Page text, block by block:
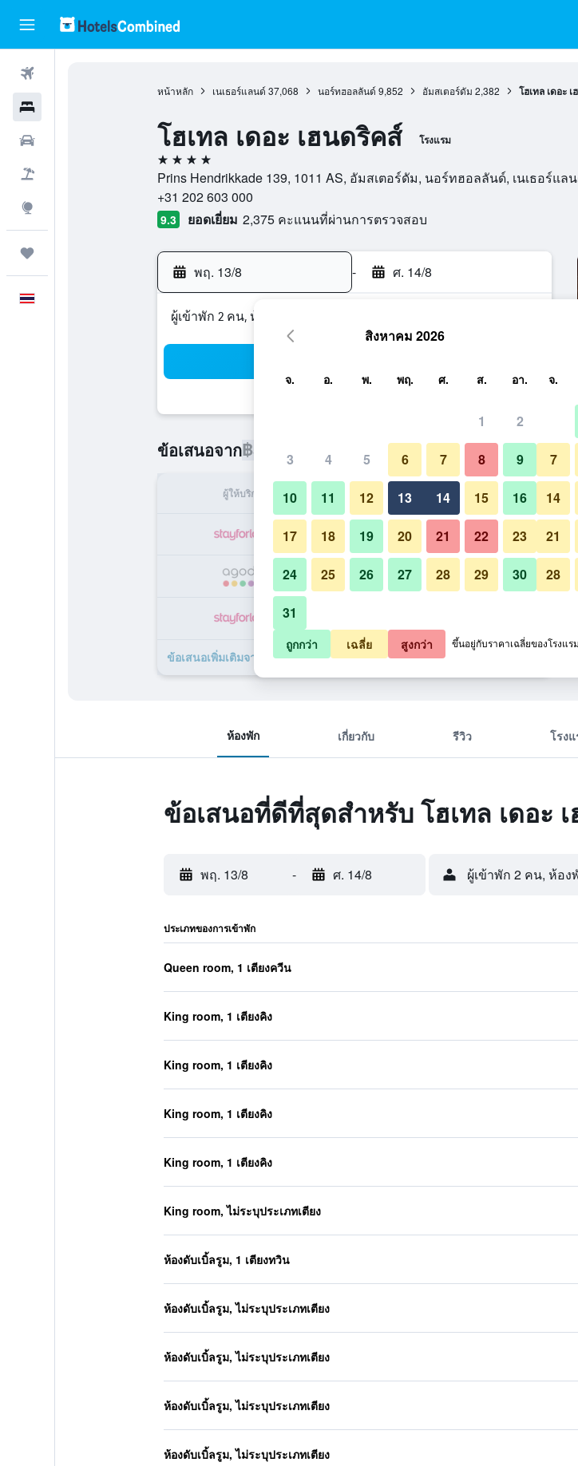
หน้าหลัก เนเธอร์แลนด์ 37,068 นอร์ทฮอลลันด์ 9,852 อัมสเตอร์ดัม 2,382 โฮเทล เดอะ
โฮเทล เดอะ เฮนดริคส์ โรงแรม
4 ดาว
Prins Hendrikkade 139, 1011 AS, อัมสเตอร์ดัม, นอร์ทฮอลลันด์, เนเธอร์แล
+31 202 603 000
9.3 ยอดเยี่ยม 2,375 คะแนนที่ผ่านการตรวจสอบ
พฤ. 13/8 - ศ. 14/8
ผู้เข้าพัก 2 คน, ห้องพัก 1 ห้อง
ข้อเสนอจาก฿5,637 ราคาที่ถูกที่สุด ราคาต่อคืน
ผู้ให้บริการ ทั้งหมด (ต่อคืน)
฿5,637 เช็คดีล
฿6,344 เช็คดีล
ข้อเสนอเพิ่มเติมจาก โฮเทล เดอะ เฮนดริคส์ 54 รายการ
ห้องพัก เกี่ยวกับ รีวิว โรง
ข้อเสนอที่ดีที่สุดสำหรับ โฮเทล เดอะ
พฤ. 13/8 - ศ. 14/8 ผู้เข้าพัก 2 คน, ห้องพั
ประเภทของการเข้าพัก
Queen room, 1 เตียงควีน
King room, 1 เตียงคิง
King room, 1 เตียงคิง
King room, 1 เตียงคิง
King room, 1 เตียงคิง
King room, ไม่ระบุประเภทเตียง
ห้องดับเบิ้ลรูม, 1 เตียงทวิน
ห้องดับเบิ้ลรูม, ไม่ระบุประเภทเตียง
ห้องดับเบิ้ลรูม, ไม่ระบุประเภทเตียง
ห้องดับเบิ้ลรูม, ไม่ระบุประเภทเตียง
ห้องดับเบิ้ลรูม, ไม่ระบุประเภทเตียง
สิงหาคม 2026
จ. อ. พ. พฤ. ศ. ส. อา.
1 2
3 4 5 6 7 8 9
10 11 12 13 14 15 16
17 18 19 20 21 22 23
24 25 26 27 28 29 30
31
จ.
7
14
21
28
ถูกกว่า เฉลี่ย สูงกว่า ขึ้นอยู่กับราคาเฉลี่ยของโรงแร